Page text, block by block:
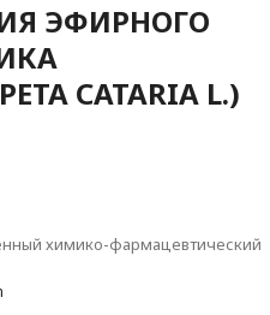
ЭФИРНОГО
СATARIA L.)
химико-фармацевтический